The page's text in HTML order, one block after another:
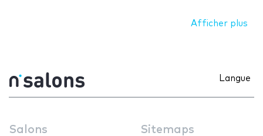
Afficher plus
Langue
Salons Sitemaps